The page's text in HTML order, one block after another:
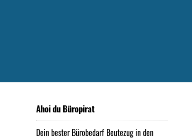
Ahoi du Büropirat
Dein bester Bürobedarf Beutezug in den